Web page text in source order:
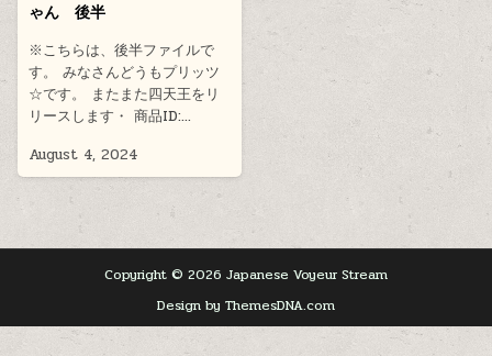
ゃん 後半
※こちらは、後半ファイルで
す。 みなさんどうもプリッツ
☆です。 またまた四天王をリ
リースします・ 商品ID:…
August 4, 2024
Copyright © 2026 Japanese Voyeur Stream
Design by ThemesDNA.com